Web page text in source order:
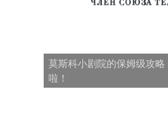
莫斯科小剧院的保姆级攻
啦！